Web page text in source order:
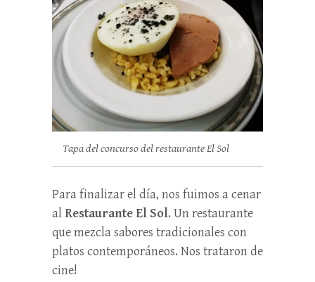
Tapa del concurso del restaurante El Sol
Para finalizar el día, nos fuimos a cenar
alRestaurante El Sol. Un restaurante
que mezcla sabores tradicionales con
platos contemporáneos. Nos trataron de
cine!